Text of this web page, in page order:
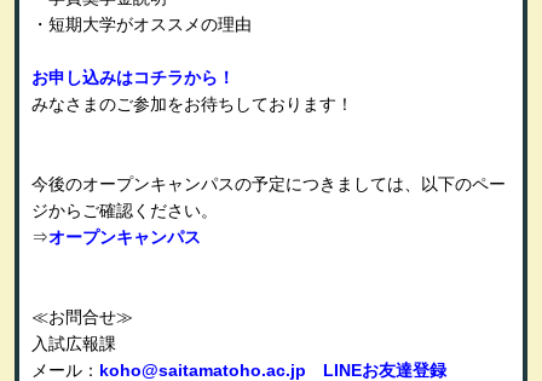
・短期大学がオススメの理由
お申し込みはコチラから！
みなさまのご参加をお待ちしております！
今後のオープンキャンパスの予定につきましては、以下のペー
ジからご確認ください。
⇒オープンキャンパス
≪お問合せ≫
入試広報課
メール： koho@saitamatoho.ac.jp LINEお友達登録